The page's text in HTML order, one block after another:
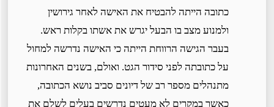
כתובה הייתה להבטיח את האישה לאחר גירושין
ולמנוע מצב בו הבעל יגרש את אשתו בקלות ראש.
בעבר הגישה הרווחת הייתה כי האישה נדרשה למחול
על כתובתה לפני סידור הגט. ואולם, בשנים האחרונות
מתנהלים מספר רב של דיונים סביב נושא הכתובה,
כאשר במקרים לא מעטים נדרשים בעלים לשלם את